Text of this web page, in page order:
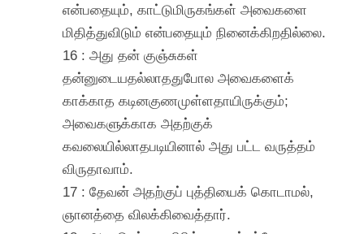
என்பதையும், காட்டுமிருகங்கள் அவைகளை
மிதித்துவிடும் என்பதையும் நினைக்கிறதில்லை.
16 : அது தன் குஞ்சுகள்
தன்னுடையதல்லாததுபோல அவைகளைக்
காக்காத கடினகுணமுள்ளதாயிருக்கும்;
அவைகளுக்காக அதற்குக்
கவலையில்லாதபடியினால் அது பட்ட வருத்தம்
விருதாவாம்.
17 : தேவன் அதற்குப் புத்தியைக் கொடாமல்,
ஞானத்தை விலக்கிவைத்தார்.